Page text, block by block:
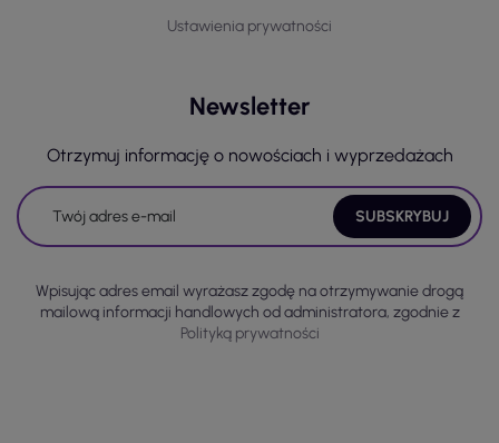
Ustawienia prywatności
Newsletter
Otrzymuj informację o nowościach i wyprzedażach
Wpisując adres email wyrażasz zgodę na otrzymywanie drogą
mailową informacji handlowych od administratora, zgodnie z
Polityką prywatności